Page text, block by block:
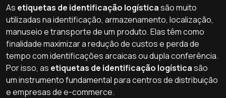
As etiquetas de identificação logísticasão muito
utilizadas na identificação, armazenamento, localização,
manuseio e transporte de um produto. Elas têm como
finalidade maximizar a redução de custos e perda de
tempo com identificações arcaicas ou dupla conferência.
Por isso, as etiquetas de identificação logísticasão
um instrumento fundamental para centros de distribuição
e empresas de e-commerce.